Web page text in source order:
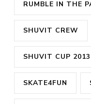
RUMBLE IN THE
SHUVIT CREW
SHUVIT CUP 2013
SKATE4FUN